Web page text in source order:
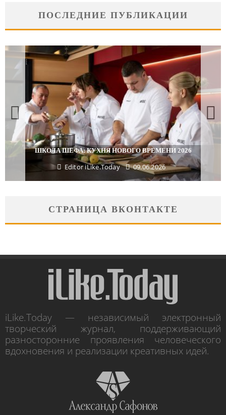
ПОСЛЕДНИЕ ПУБЛИКАЦИИ
ШКОЛА ШЕФА: КУХНЯ НОВОГО ВРЕМЕНИ 2026
Editor iLike.Today 09.06.2026
СТРАНИЦА ВКОНТАКТЕ
iLike.Today — независимый электронный
творческий журнал, поддерживающий
разносторонние проявления человеческого
вдохновения и реализации креативных идей.